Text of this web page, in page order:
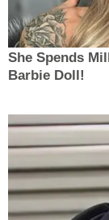
She Spends
Barbie Doll!